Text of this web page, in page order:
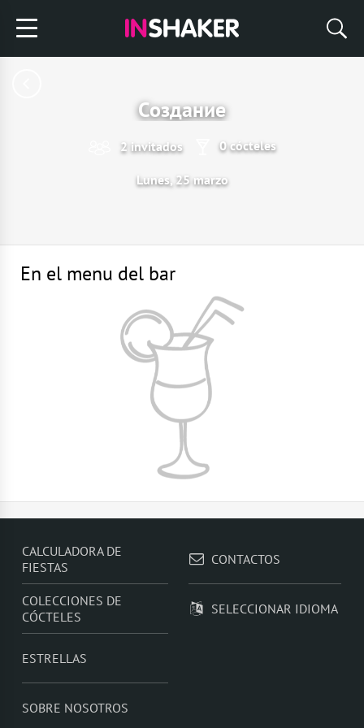
Создание
2 invitados 0 cócteles
Lunes, 25 marzo
En el menu del bar
CALCULADORA DE
FIESTAS
COLECCIONES DE
CÓCTELES
ESTRELLAS
SOBRE NOSOTROS
CONTACTOS
SELECCIONAR IDIOMA